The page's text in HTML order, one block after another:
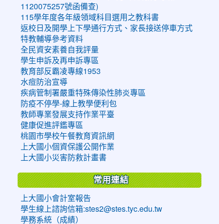
1120075257號函備查)
115學年度各年級領域科目選用之教科書
返校日及開學上下學通行方式、家長接送停車方式
特教輔導參考資料
全民資安素養自我評量
學生申訴及再申訴專區
教育部反霸凌專線1953
水痘防治宣導
疾病管制署嚴重特殊傳染性肺炎專區
防疫不停學-線上教學便利包
教師專業發展支持作業平臺
健康促進評鑑專區
桃園市學校午餐教育資訊網
上大國小個資保護公開作業
上大國小災害防救計畫書
常用連結
上大國小會計室報告
學生線上諮詢信箱:stes2@stes.tyc.edu.tw
學務系統（成績）